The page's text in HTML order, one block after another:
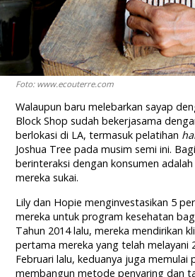
Foto: www.ecouterre.com
Walaupun baru melebarkan sayap
Block Shop sudah bekerjasama
berlokasi di LA, termasuk pelatihan
Joshua Tree pada musim semi ini.
berinteraksi dengan konsumen
mereka sukai.
Lily dan Hopie menginvestasikan 5
mereka untuk program kesehatan
Tahun 2014 lalu, mereka mendirikan
pertama mereka yang telah melayani
Februari lalu, keduanya juga memulai
membangun metode penyaring dan